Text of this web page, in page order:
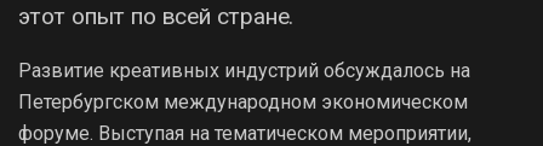
этот опыт по всей стране.
Развитие креативных индустрий обсуждалось на
Петербургском международном экономическом
форуме. Выступая на тематическом мероприятии,